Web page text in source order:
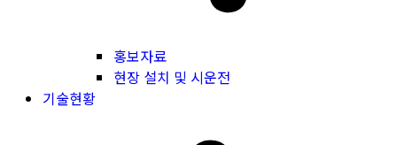
홍보자료
현장 설치 및 시운전
기술현황